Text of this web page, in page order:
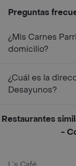
Preguntas
¿Mis Carnes
domicilio?
¿Cuál es la
Desayunos?
Restaurantes
-